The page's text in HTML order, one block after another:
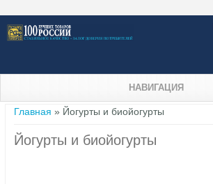
НАВИГАЦИЯ
Вы здесь
Главная » Йогурты и биойогурты
Йогурты и биойогурты